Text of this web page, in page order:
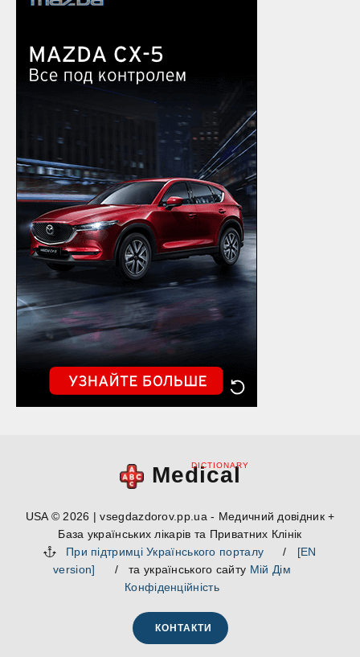
Medical
DICTIONARY
USA © 2026 | vsegdazdorov.pp.ua - Медичний довідник +
База українських лікарів та Приватних Клінік
При підтримці Українського порталу
/ [EN
version]
/ та українського сайту Мій Дім
Конфіденційність
КОНТАКТИ